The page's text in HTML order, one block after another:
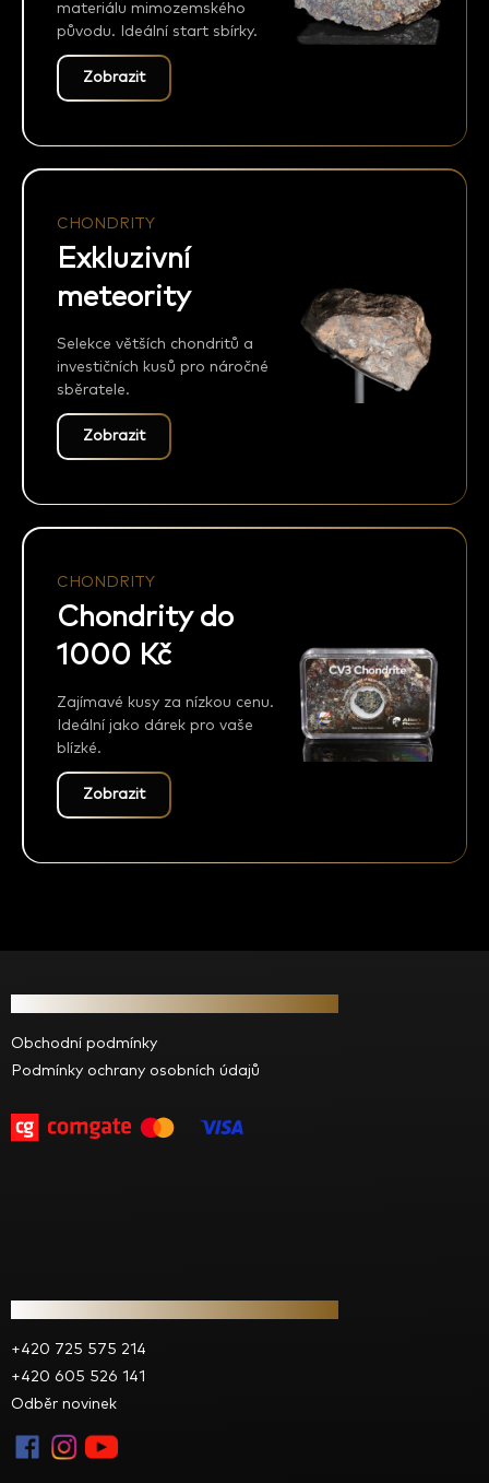
materiálu mimozemského
původu. Ideální start sbírky.
Zobrazit
CHONDRITY
Exkluzivní
meteority
Selekce větších chondritů a
investičních kusů pro náročné
sběratele.
Zobrazit
CHONDRITY
Chondrity do
1000 Kč
Zajímavé kusy za nízkou cenu.
Ideální jako dárek pro vaše
blízké.
Zobrazit
p
Obchodní podmínky
Podmínky ochrany osobních údajů
+420 725 575 214
+420 605 526 141
Odběr novinek